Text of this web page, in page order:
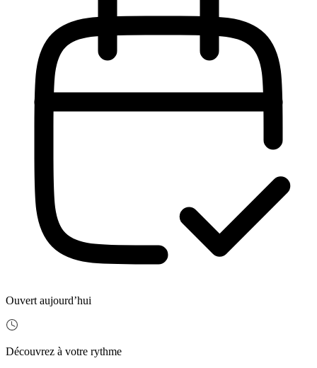
Ouvert aujourd’hui
Découvrez à votre rythme